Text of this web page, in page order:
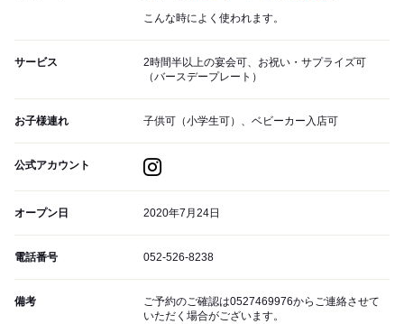
こんな時によく使われます。
サービス
2時間半以上の宴会可、お祝い・サプライズ可
（バースデープレート）
お子様連れ 子供可（小学生可）、ベビーカー入店可
公式アカウント
オープン日 2020年7月24日
電話番号 052-526-8238
備考
ご予約のご確認は0527469976からご連絡させて
いただく場合がございます。